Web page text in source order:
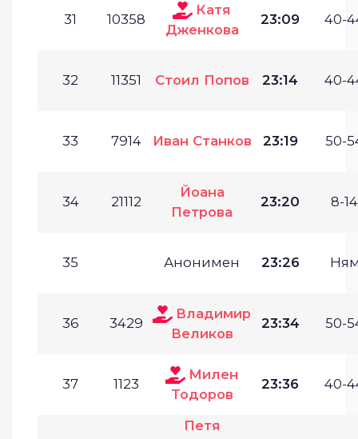
31 10358
Катя
Дженкова
23:09 40-
32 11351 Стоил Попов 23:14 40-
33 7914 Иван Станков 23:19 50-
34 21112
Йоана
Петрова
23:20 8-
35 Анонимен 23:26
36 3429
Владимир
Великов
23:34 50-
37 1123
Милен
Тодоров
23:36 40-
Петя